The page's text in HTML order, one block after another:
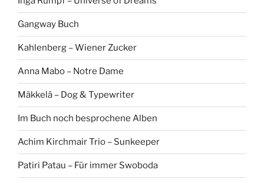
Gangway Buch
Kahlenberg – Wiener Zucker
Anna Mabo – Notre Dame
Mäkkelä – Dog & Typewriter
Im Buch noch besprochene Alben
Achim Kirchmair Trio – Sunkeeper
Patiri Patau – Für immer Swoboda